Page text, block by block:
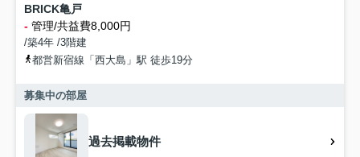
BRICK亀戸
- 管理/共益費8,000円
/築4年 /3階建
都営新宿線「西大島」駅 徒歩19分
募集中の部屋
過去掲載物件